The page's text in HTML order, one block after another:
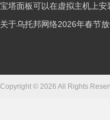
宝塔面板可以在虚拟主机上安
关于乌托邦网络2026年春节
Copyright © 2026 All Rights